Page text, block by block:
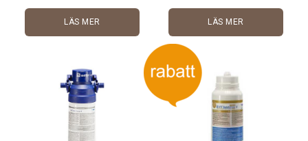
LÄS MER
varma ångan underlättar
vid grovrengöring av
bryggrupp och maskin
men kan rimligtvis också
användas för att göra rent
annat från smuts som
sitter väl.Extraborstar
ingår och några olika
LÄS MER